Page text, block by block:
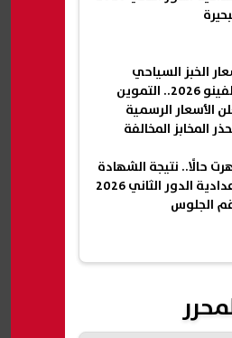
الخبز السياحي
والفينو 2026.. التموين
الأسعار الرسمية
المخابز المخالفة
حالًا.. نتيجة الشهادة
الإعدادية الدور الثاني 2026
الجلوس